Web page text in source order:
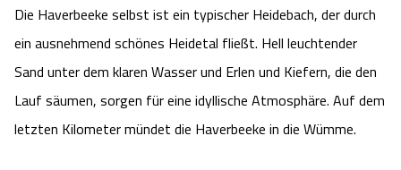
Die Haverbeeke selbst ist ein typischer Heidebach, der durch
ein ausnehmend schönes Heidetal fließt. Hell leuchtender
Sand unter dem klaren Wasser und Erlen und Kiefern, die den
Lauf säumen, sorgen für eine idyllische Atmosphäre. Auf dem
letzten Kilometer mündet die Haverbeeke in die Wümme.